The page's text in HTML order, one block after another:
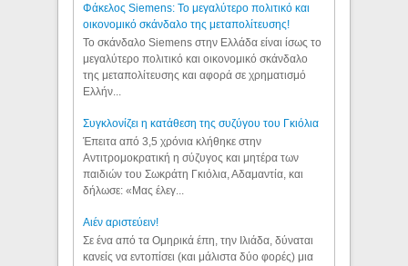
Φάκελος Siemens: Το μεγαλύτερο πολιτικό και
οικονομικό σκάνδαλο της μεταπολίτευσης!
Το σκάνδαλο Siemens στην Ελλάδα είναι ίσως το
μεγαλύτερο πολιτικό και οικονομικό σκάνδαλο
της μεταπολίτευσης και αφορά σε χρηματισμό
Ελλήν...
Συγκλονίζει η κατάθεση της συζύγου του Γκιόλια
Έπειτα από 3,5 χρόνια κλήθηκε στην
Αντιτρομοκρατική η σύζυγος και μητέρα των
παιδιών του Σωκράτη Γκιόλια, Αδαμαντία, και
δήλωσε: «Μας έλεγ...
Aιέν αριστεύειν!
Σε ένα από τα Ομηρικά έπη, την Ιλιάδα, δύναται
κανείς να εντοπίσει (και μάλιστα δύο φορές) μια